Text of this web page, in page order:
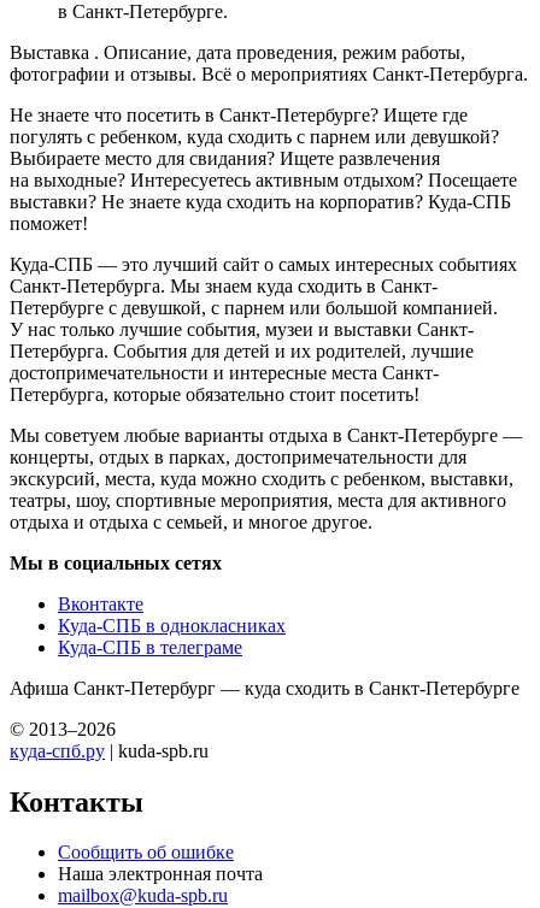
в Санкт-Петербурге.
Выставка . Описание, дата проведения, режим работы,
фотографии и отзывы. Всё о мероприятиях Санкт-Петербурга.
Не знаете что посетить в Санкт-Петербурге? Ищете где
погулять с ребенком, куда сходить с парнем или девушкой?
Выбираете место для свидания? Ищете развлечения
на выходные? Интересуетесь активным отдыхом? Посещаете
выставки? Не знаете куда сходить на корпоратив? Куда-СПБ
поможет!
Куда-СПБ — это лучший сайт о самых интересных событиях
Санкт-Петербурга. Мы знаем куда сходить в Санкт-
Петербурге с девушкой, с парнем или большой компанией.
У нас только лучшие события, музеи и выставки Санкт-
Петербурга. События для детей и их родителей, лучшие
достопримечательности и интересные места Санкт-
Петербурга, которые обязательно стоит посетить!
Мы советуем любые варианты отдыха в Санкт-Петербурге —
концерты, отдых в парках, достопримечательности для
экскурсий, места, куда можно сходить с ребенком, выставки,
театры, шоу, спортивные мероприятия, места для активного
отдыха и отдыха с семьей, и многое другое.
Мы в социальных сетях
Вконтакте
Куда-СПБ в однокласниках
Куда-СПБ в телеграме
Афиша Санкт-Петербург — куда сходить в Санкт-Петербурге
© 2013–2026
куда-спб.ру | kuda-spb.ru
Контакты
Сообщить об ошибке
Наша электронная почта
mailbox@kuda-spb.ru